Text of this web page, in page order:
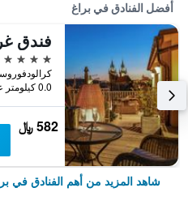
أفضل الفنادق في براغ
5 نجوم
0.0 كيلومتر عن وسط المدينة
582 ﷼
شاهد المزيد من أهم الفنادق في